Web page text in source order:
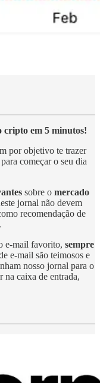
em 5 minutos!
por objetivo te trazer
para começar o seu dia
sobre o mercado
jornal não devem
recomendação de
e-mail favorito, sempre
e-mail são teimosos e
nosso jornal para o
na caixa de entrada,